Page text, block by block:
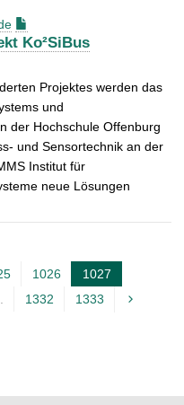
Ko²SiBus
Projektes werden das
und
der Hochschule Offenburg
und Sensortechnik an der
Institut für
neue Lösungen
1026 1027
l
1332 1333